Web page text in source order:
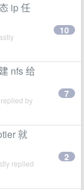
ip 任
10
nfs 给
by
7
就
replied
2